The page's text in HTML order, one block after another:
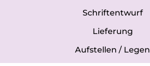
Schriftentwurf
Lieferung
Aufstellen / Legen